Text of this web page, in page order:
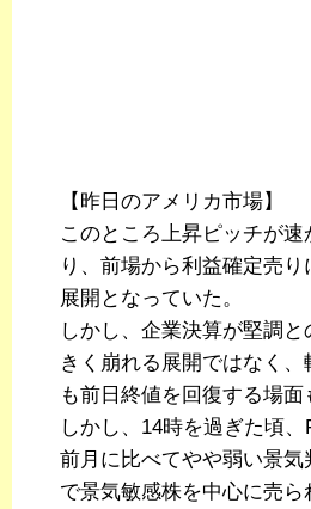
【昨日のアメリカ市場】
このところ上昇ピッチが速
り、前場から利益確定売
展開となっていた。
しかし、企業決算が堅調
きく崩れる展開ではなく、
も前日終値を回復する場面
しかし、14時を過ぎた頃、
前月に比べてやや弱い景気
で景気敏感株を中心に売ら